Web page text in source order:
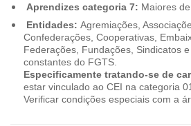
Aprendizes categoria 7: Maiores
Entidades: Agremiações,
Confederações, Cooperativas,
Federações, Fundações, Sindicatos
constantes do FGTS.
Especificamente tratando-se de
estar vinculado ao CEI na categoria
Verificar condições especiais com a